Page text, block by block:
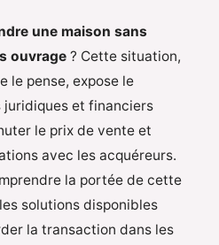
une maison sans
ouvrage ? Cette situation,
le pense, expose le
juridiques et financiers
le prix de vente et
avec les acquéreurs.
la portée de cette
solutions disponibles
la transaction dans les